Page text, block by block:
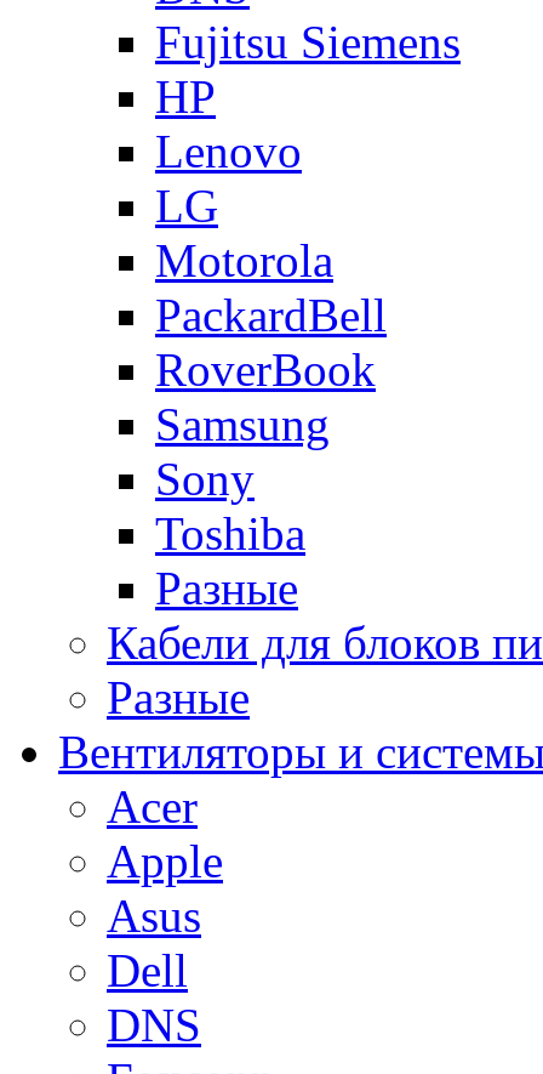
Fujitsu Siemens
HP
Lenovo
LG
Motorola
PackardBell
RoverBook
Samsung
Sony
Toshiba
Разные
Кабели для блоков
Разные
Вентиляторы и
Acer
Apple
Asus
Dell
DNS